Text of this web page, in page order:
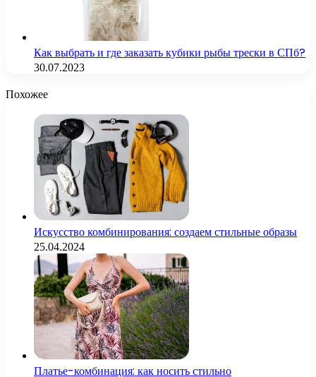
Как выбрать и где заказать кубики рыбы трески в СПб?
30.07.2023
Похожее
Искусство комбинирования: создаем стильные образы
25.04.2024
Платье-комбинация: как носить стильно